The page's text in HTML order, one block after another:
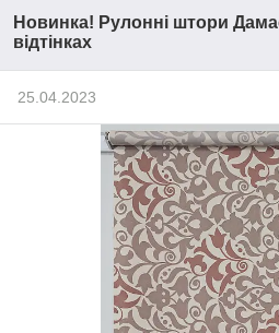
Новинка! Рулонні штори
відтінках
25.04.2023